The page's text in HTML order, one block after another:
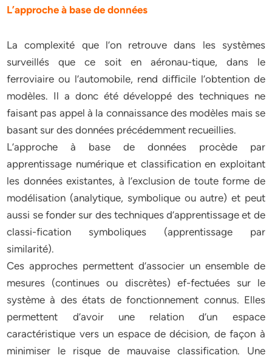
L’approche à base de données
La complexité que l’on retrouve dans les systèmes
surveillés que ce soit en aéronau-tique, dans le
ferroviaire ou l’automobile, rend diﬃcile l’obtention de
modèles. Il a donc été développé des techniques ne
faisant pas appel à la connaissance des modèles mais se
basant sur des données précédemment recueillies.
L’approche à base de données procède par
apprentissage numérique et classification en exploitant
les données existantes, à l’exclusion de toute forme de
modélisation (analytique, symbolique ou autre) et peut
aussi se fonder sur des techniques d’apprentissage et de
classi-fication symboliques (apprentissage par
similarité).
Ces approches permettent d’associer un ensemble de
mesures (continues ou discrètes) ef-fectuées sur le
système à des états de fonctionnement connus. Elles
permettent d’avoir une relation d’un espace
caractéristique vers un espace de décision, de façon à
minimiser le risque de mauvaise classification. Une